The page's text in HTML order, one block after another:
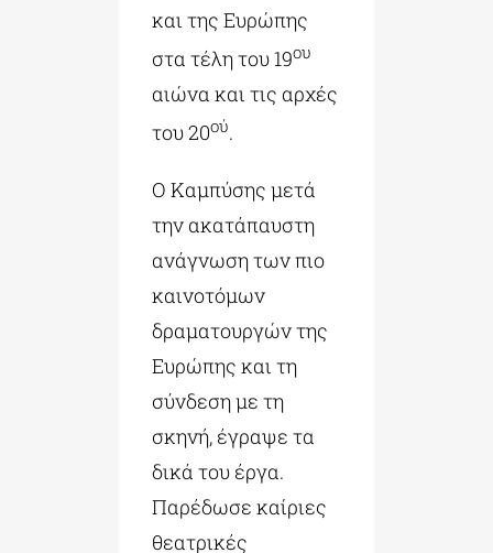
και της Ευρώπης
στα τέλη του 19ου
αιώνα και τις αρχές
του 20ού.
Ο Καμπύσης μετά
την ακατάπαυστη
ανάγνωση των πιο
καινοτόμων
δραματουργών της
Ευρώπης και τη
σύνδεση με τη
σκηνή, έγραψε τα
δικά του έργα.
Παρέδωσε καίριες
θεατρικές